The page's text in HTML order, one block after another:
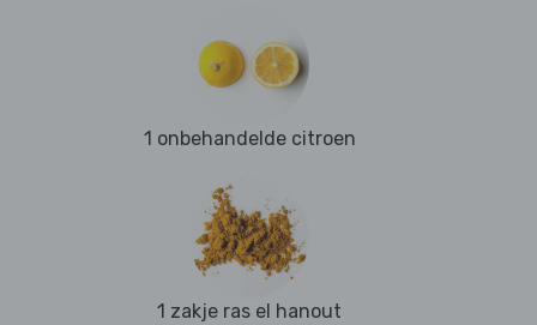
1 onbehandelde citroen
1 zakje ras el hanout